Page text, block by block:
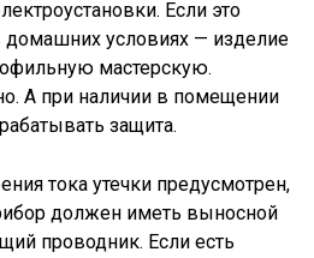
Если это
условиях — изделие
мастерскую.
А при наличии в помещении
защита.
тока утечки предусмотрен,
должен иметь выносной
проводник. Если есть